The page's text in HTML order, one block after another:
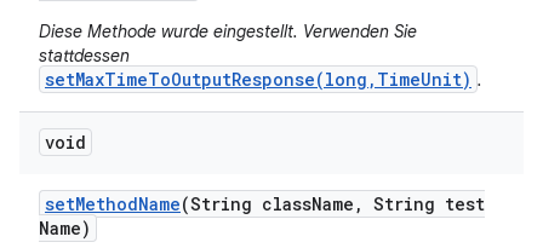
Diese Methode wurde eingestellt. Verwenden Sie
stattdessen
setMaxTimeToOutputResponse(long,TimeUnit) .
void
setMethodName(String className , String test
Name)